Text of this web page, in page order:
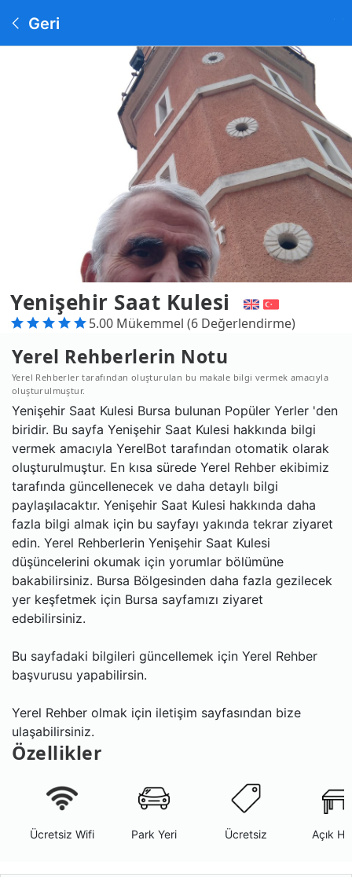
Geri
Yenişehir Saat Kulesi
5.00 Mükemmel (6 Değerlendirme)
Yerel Rehberlerin Notu
Yerel Rehberler tarafından oluşturulan bu makale bilgi vermek amacıyla
oluşturulmuştur.
Yenişehir Saat Kulesi Bursa bulunan Popüler Yerler 'den
biridir. Bu sayfa Yenişehir Saat Kulesi hakkında bilgi
vermek amacıyla YerelBot tarafından otomatik olarak
oluşturulmuştur. En kısa sürede Yerel Rehber ekibimiz
tarafında güncellenecek ve daha detaylı bilgi
paylaşılacaktır. Yenişehir Saat Kulesi hakkında daha
fazla bilgi almak için bu sayfayı yakında tekrar ziyaret
edin. Yerel Rehberlerin Yenişehir Saat Kulesi
düşüncelerini okumak için yorumlar bölümüne
bakabilirsiniz. Bursa Bölgesinden daha fazla gezilecek
yer keşfetmek için Bursa sayfamızı ziyaret
edebilirsiniz.
Bu sayfadaki bilgileri güncellemek için Yerel Rehber
başvurusu yapabilirsin.
Yerel Rehber olmak için iletişim sayfasından bize
ulaşabilirsiniz.
Özellikler
Ücretsiz Wifi Park Yeri Ücretsiz Açık